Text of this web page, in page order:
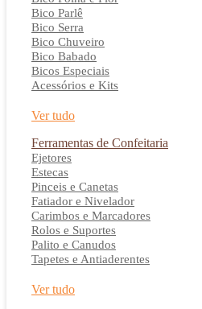
Bico Parlê
Bico Serra
Bico Chuveiro
Bico Babado
Bicos Especiais
Acessórios e Kits
Ver tudo
Ferramentas de Confeitaria
Ejetores
Estecas
Pinceis e Canetas
Fatiador e Nivelador
Carimbos e Marcadores
Rolos e Suportes
Palito e Canudos
Tapetes e Antiaderentes
Ver tudo